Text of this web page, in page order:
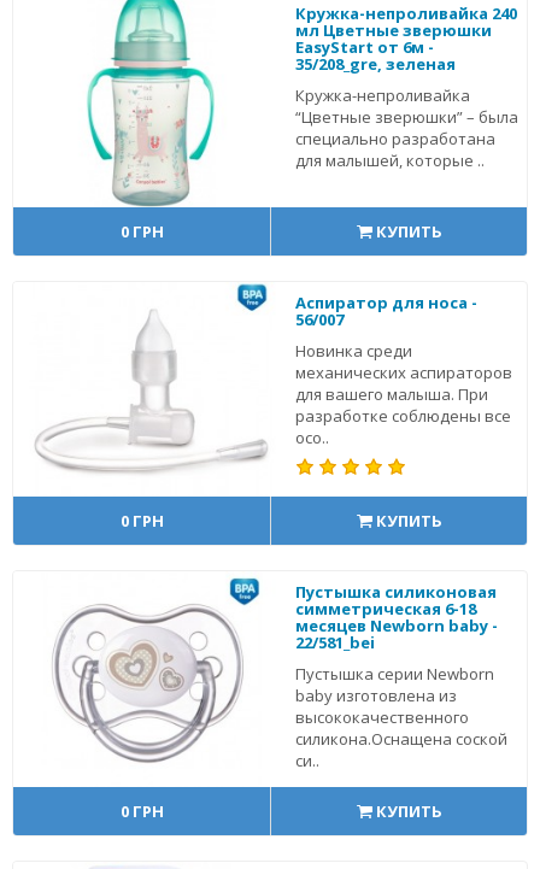
Кружка-непроливайка 240
мл Цветные зверюшки
EasyStart от 6м -
35/208_gre, зеленая
Кружка-непроливайка
“Цветные зверюшки” – была
специально разработана
для малышей, которые ..
0 ГРН КУПИТЬ
Аспиратор для носа -
56/007
Новинка среди
механических аспираторов
для вашего малыша. При
разработке соблюдены все
осо..
0 ГРН КУПИТЬ
Пустышка силиконовая
симметрическая 6-18
месяцев Newborn baby -
22/581_bei
Пустышка серии Newborn
baby изготовлена из
высококачественного
силикона.Оснащена соской
си..
0 ГРН КУПИТЬ